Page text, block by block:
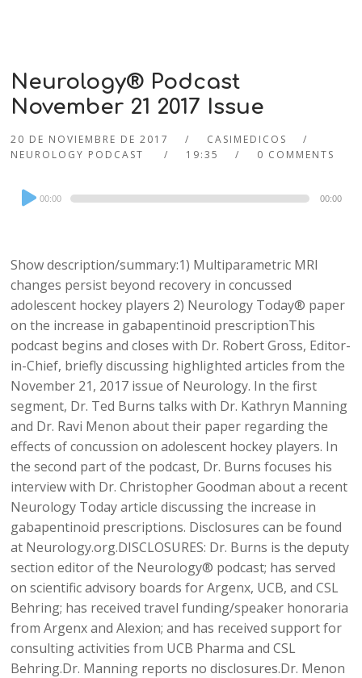
Neurology® Podcast
November 21 2017 Issue
20 DE NOVIEMBRE DE 2017
CASIMEDICOS
NEUROLOGY PODCAST
19:35 0 COMMENTS
Audio
Player
00:00 00:00
Show description/summary:1) Multiparametric MRI
changes persist beyond recovery in concussed
adolescent hockey players 2) Neurology Today® paper
on the increase in gabapentinoid prescriptionThis
podcast begins and closes with Dr. Robert Gross, Editor-
in-Chief, briefly discussing highlighted articles from the
November 21, 2017 issue of Neurology. In the first
segment, Dr. Ted Burns talks with Dr. Kathryn Manning
and Dr. Ravi Menon about their paper regarding the
effects of concussion on adolescent hockey players. In
the second part of the podcast, Dr. Burns focuses his
interview with Dr. Christopher Goodman about a recent
Neurology Today article discussing the increase in
gabapentinoid prescriptions. Disclosures can be found
at Neurology.org.DISCLOSURES: Dr. Burns is the deputy
section editor of the Neurology® podcast; has served
on scientific advisory boards for Argenx, UCB, and CSL
Behring; has received travel funding/speaker honoraria
from Argenx and Alexion; and has received support for
consulting activities from UCB Pharma and CSL
Behring.Dr. Manning reports no disclosures.Dr. Menon